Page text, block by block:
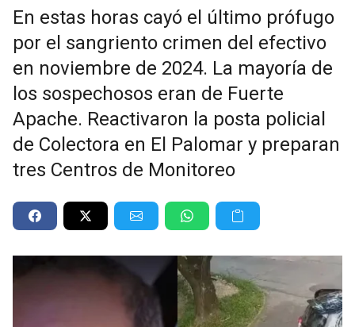
En estas horas cayó el último prófugo
por el sangriento crimen del efectivo
en noviembre de 2024. La mayoría de
los sospechosos eran de Fuerte
Apache. Reactivaron la posta policial
de Colectora en El Palomar y preparan
tres Centros de Monitoreo